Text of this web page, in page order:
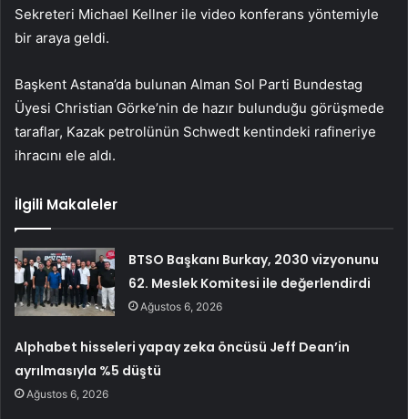
Sekreteri Michael Kellner ile video konferans yöntemiyle
bir araya geldi.
Başkent Astana’da bulunan Alman Sol Parti Bundestag
Üyesi Christian Görke’nin de hazır bulunduğu görüşmede
taraflar, Kazak petrolünün Schwedt kentindeki rafineriye
ihracını ele aldı.
İlgili Makaleler
BTSO Başkanı Burkay, 2030 vizyonunu
62. Meslek Komitesi ile değerlendirdi
Ağustos 6, 2026
Alphabet hisseleri yapay zeka öncüsü Jeff Dean’in
ayrılmasıyla %5 düştü
Ağustos 6, 2026